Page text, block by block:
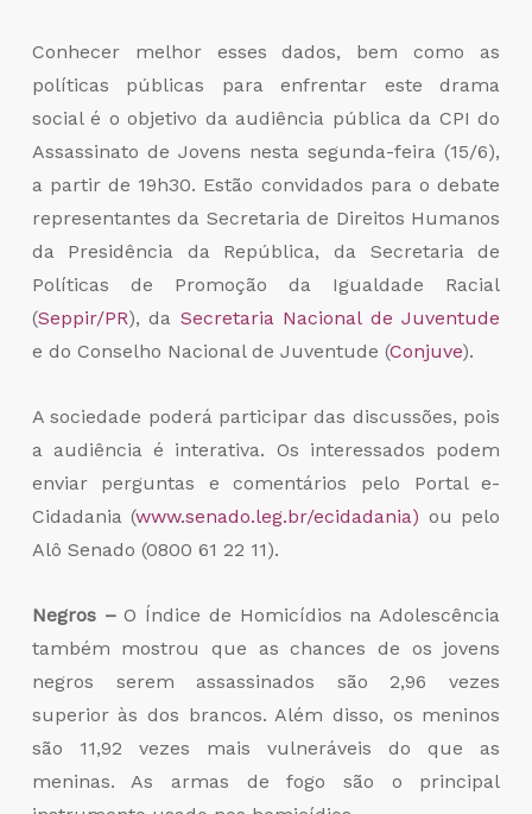
Conhecer melhor esses dados, bem como as
políticas públicas para enfrentar este drama
social é o objetivo da audiência pública da CPI do
Assassinato de Jovens nesta segunda-feira (15/6),
a partir de 19h30. Estão convidados para o debate
representantes da Secretaria de Direitos Humanos
da Presidência da República, da Secretaria de
Políticas de Promoção da Igualdade Racial
(Seppir/PR), da Secretaria Nacional de Juventude
e do Conselho Nacional de Juventude (Conjuve).
A sociedade poderá participar das discussões, pois
a audiência é interativa. Os interessados podem
enviar perguntas e comentários pelo Portal e-
Cidadania (www.senado.leg.br/ecidadania) ou pelo
Alô Senado (0800 61 22 11).
Negros –O Índice de Homicídios na Adolescência
também mostrou que as chances de os jovens
negros serem assassinados são 2,96 vezes
superior às dos brancos. Além disso, os meninos
são 11,92 vezes mais vulneráveis do que as
meninas. As armas de fogo são o principal